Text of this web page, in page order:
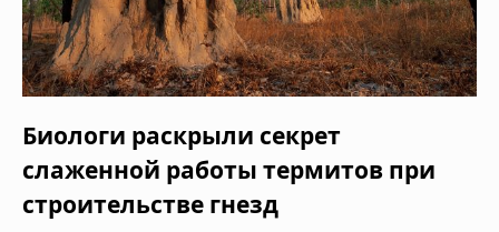
Биологи раскрыли секрет
слаженной работы термитов при
строительстве гнезд